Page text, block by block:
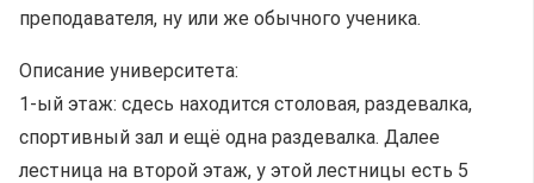
преподавателя, ну или же обычного ученика.
Описание университета:
1-ый этаж: сдесь находится столовая, раздевалка,
спортивный зал и ещё одна раздевалка. Далее
лестница на второй этаж, у этой лестницы есть 5